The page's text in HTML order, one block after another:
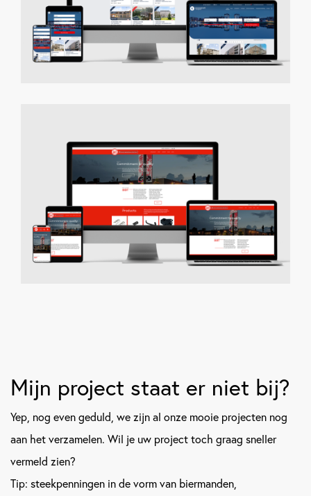
Mijn project staat er niet bij?
Yep, nog even geduld, we zijn al onze mooie projecten nog
aan het verzamelen. Wil je uw project toch graag sneller
vermeld zien?
Tip: steekpenningen in de vorm van biermanden,